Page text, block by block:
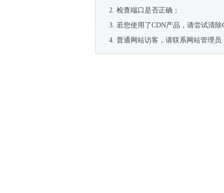
检查端口是否正确；
若您使用了CDN产品，请尝试清除
普通网站访客，请联系网站管理员